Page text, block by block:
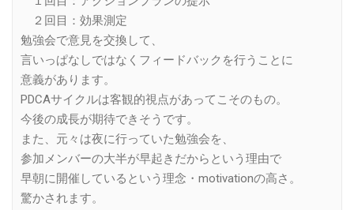
２回目：効果測定
勉強会で意見を交換して、
言いっぱなしではなくフィードバックを行うことに
意義があります。
PDCAサイクルは客観的視点があってこそのもの。
今後の成長が期待できそうです。
また、元々は夜に行っていた勉強会を、
参加メンバーの大半が早起きだからという理由で
早朝に開催しているという理念・motivationの高さ。
驚かされます。